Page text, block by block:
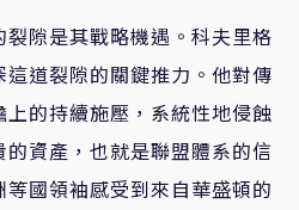
隙是其戰略機遇。科夫里格
道裂隙的關鍵推力。他對傳
的持續施壓，系統性地侵蝕
資產，也就是聯盟體系的信
國領袖感受到來自華盛頓的